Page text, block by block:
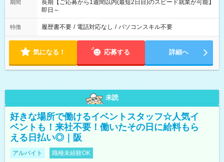
期間
長期【ご応募から1週間以内(最短2日目)のスピード就業が可能】
即日～
特徴 履歴書不要 / 電話対応なし / パソコンスキル不要
気になる！ 応募する 詳細へ
未読
好きな場所で働けるイベントスタッフ☆人気イ
ベントも！来社不要！働いたその日に給料もら
える日払い◎｜阪
アルバイト 職種未経験OK